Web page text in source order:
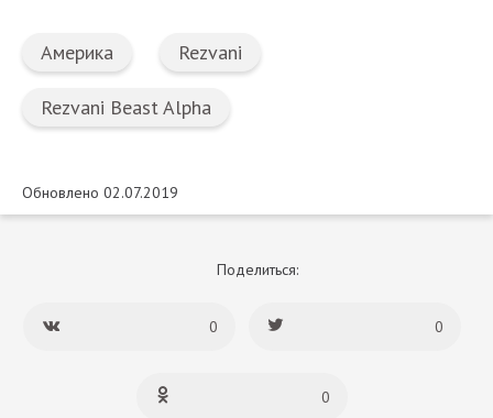
Америка Rezvani
Rezvani Beast Alpha
Обновлено 02.07.2019
Поделиться:
0 0
0